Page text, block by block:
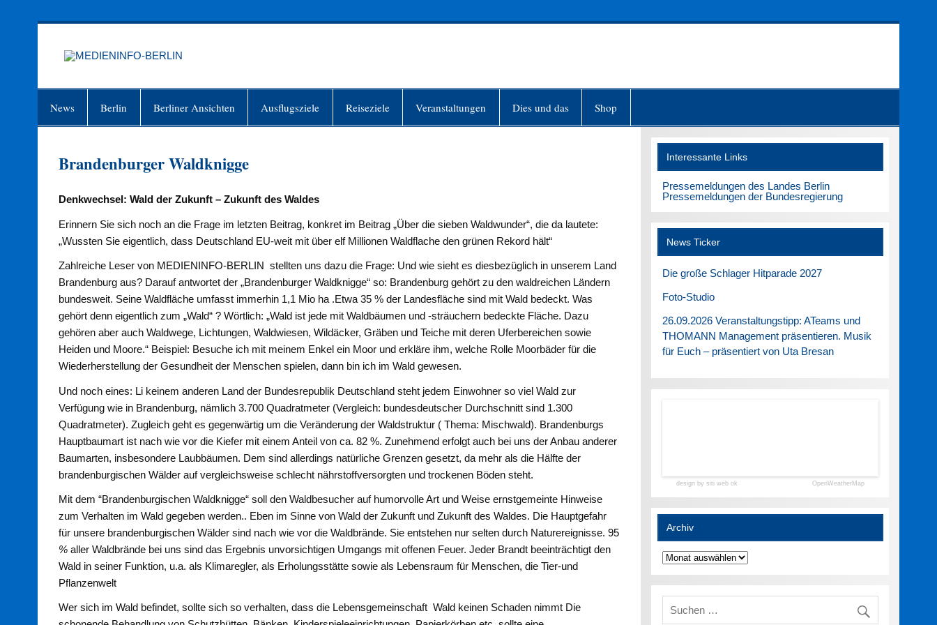
News Berlin Berliner Ansichten Ausflugsziele Reiseziele Veranstaltungen Dies und das Shop
Brandenburger Waldknigge
Denkwechsel: Wald der Zukunft – Zukunft des Waldes
Erinnern Sie sich noch an die Frage im letzten Beitrag, konkret im Beitrag „Über die sieben Waldwunder“, die da lautete:
„Wussten Sie eigentlich, dass Deutschland EU-weit mit über elf Millionen Waldflache den grünen Rekord hält“
Zahlreiche Leser von MEDIENINFO-BERLIN stellten uns dazu die Frage: Und wie sieht es diesbezüglich in unserem Land
Brandenburg aus? Darauf antwortet der „Brandenburger Waldknigge“ so: Brandenburg gehört zu den waldreichen Ländern
bundesweit. Seine Waldfläche umfasst immerhin 1,1 Mio ha .Etwa 35 % der Landesfläche sind mit Wald bedeckt. Was
gehört denn eigentlich zum „Wald“ ? Wörtlich: „Wald ist jede mit Waldbäumen und -sträuchern bedeckte Fläche. Dazu
gehören aber auch Waldwege, Lichtungen, Waldwiesen, Wildäcker, Gräben und Teiche mit deren Uferbereichen sowie
Heiden und Moore.“ Beispiel: Besuche ich mit meinem Enkel ein Moor und erkläre ihm, welche Rolle Moorbäder für die
Wiederherstellung der Gesundheit der Menschen spielen, dann bin ich im Wald gewesen.
Und noch eines: Li keinem anderen Land der Bundesrepublik Deutschland steht jedem Einwohner so viel Wald zur
Verfügung wie in Brandenburg, nämlich 3.700 Quadratmeter (Vergleich: bundesdeutscher Durchschnitt sind 1.300
Quadratmeter). Zugleich geht es gegenwärtig um die Veränderung der Waldstruktur ( Thema: Mischwald). Brandenburgs
Hauptbaumart ist nach wie vor die Kiefer mit einem Anteil von ca. 82 %. Zunehmend erfolgt auch bei uns der Anbau anderer
Baumarten, insbesondere Laubbäumen. Dem sind allerdings natürliche Grenzen gesetzt, da mehr als die Hälfte der
brandenburgischen Wälder auf vergleichsweise schlecht nährstoffversorgten und trockenen Böden steht.
Mit dem “Brandenburgischen Waldknigge“ soll den Waldbesucher auf humorvolle Art und Weise ernstgemeinte Hinweise
zum Verhalten im Wald gegeben werden.. Eben im Sinne von Wald der Zukunft und Zukunft des Waldes. Die Hauptgefahr
für unsere brandenburgischen Wälder sind nach wie vor die Waldbrände. Sie entstehen nur selten durch Naturereignisse. 95
%aller Waldbrände bei uns sind das Ergebnis unvorsichtigen Umgangs mit offenen Feuer. Jeder Brandt beeinträchtigt den
Wald in seiner Funktion, u.a. als Klimaregler, als Erholungsstätte sowie als Lebensraum für Menschen, die Tier-und
Pflanzenwelt
Wer sich im Wald befindet, sollte sich so verhalten, dass die Lebensgemeinschaft Wald keinen Schaden nimmt Die
Interessante Links
Pressemeldungen des Landes Berlin
Pressemeldungen der Bundesregierung
News Ticker
Die große Schlager Hitparade 2027
Foto-Studio
26.09.2026 Veranstaltungstipp: ATeams und
THOMANN Management präsentieren. Musik
für Euch – präsentiert von Uta Bresan
design by siti web ok OpenWeatherMap
Archiv
Archiv